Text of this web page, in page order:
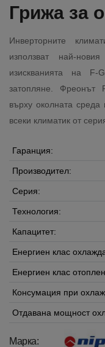
Грижа за
Инверторните
използват най-
изискванията на F-
затопляне. Фреонът
върху околната среда
всеки климатик от
Гаранция:
Производител:
Серия:
Технология:
Капацитет:
Енергиен клас
Енергиен клас
Консумация при
Отдавана мощност
Марка: